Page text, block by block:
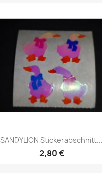
SANDYLION Stickerabschnitt...
2,80 €